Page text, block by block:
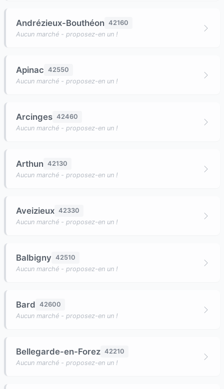
Andrézieux-Bouthéon 42160
Aucun marché - proposez-en un !
Apinac 42550
Aucun marché - proposez-en un !
Arcinges 42460
Aucun marché - proposez-en un !
Arthun 42130
Aucun marché - proposez-en un !
Aveizieux 42330
Aucun marché - proposez-en un !
Balbigny 42510
Aucun marché - proposez-en un !
Bard 42600
Aucun marché - proposez-en un !
Bellegarde-en-Forez 42210
Aucun marché - proposez-en un !